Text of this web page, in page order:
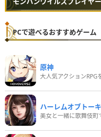
PCで遊べるおすすめゲーム
原神
大人気アクションRPG
ハーレムオブトー
美女と一緒に歌舞伎町